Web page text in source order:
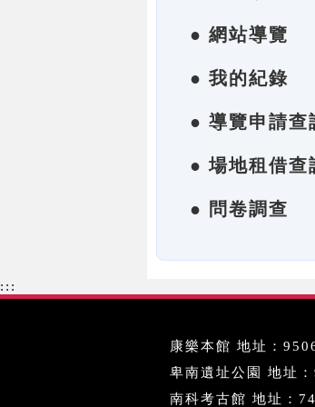
● 網站導覽
● 我的紀錄
● 導覽申請查
● 場地租借查
● 問卷調查
:::
康樂本館 地址：
卑南遺址公園 地址
南科考古館 地址：